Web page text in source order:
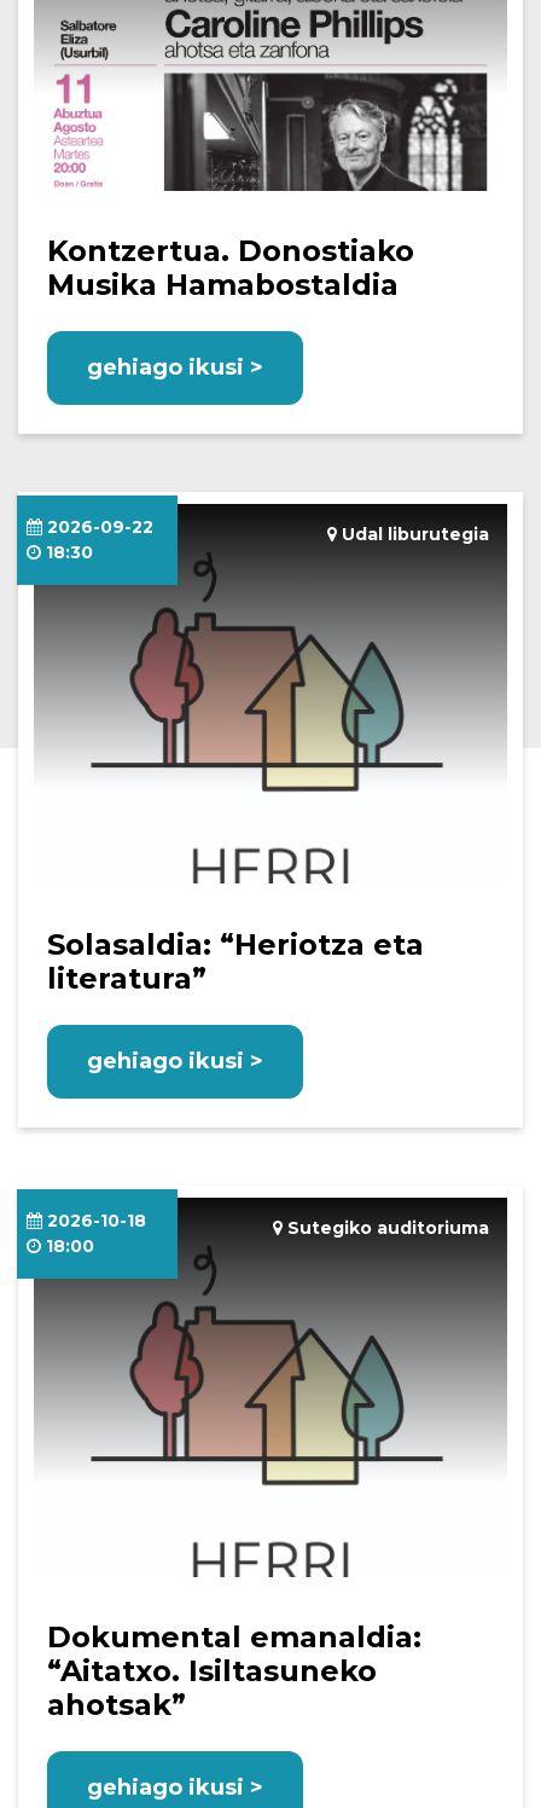
Kontzertua. Donostiako
Musika Hamabostaldia
gehiago ikusi >
Udal liburutegia
2026-09-22
18:30
Solasaldia: “Heriotza eta
literatura”
gehiago ikusi >
Sutegiko auditoriuma
2026-10-18
18:00
Dokumental emanaldia:
“Aitatxo. Isiltasuneko
ahotsak”
gehiago ikusi >